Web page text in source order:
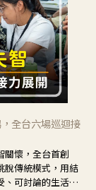
全台六場巡迴接
關懷，全台首創
脫傳統模式，用結
、可討論的生活情